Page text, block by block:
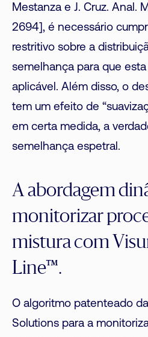
Mestanza e J. Cruz. Anal.
2694], é necessário
restritivo sobre a
semelhança para que
aplicável. Além disso, o
tem um efeito de
em certa medida, a
semelhança espetral.
A abordagem
monitorizar
mistura com
Line™.
O algoritmo patenteado
Solutions para a